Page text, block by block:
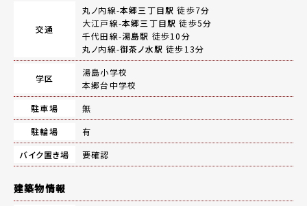
交通
丸ノ内線-本郷三丁目駅 徒歩7分
大江戸線-本郷三丁目駅 徒歩5分
千代田線-湯島駅 徒歩10分
丸ノ内線-御茶ノ水駅 徒歩13分
学区
湯島小学校
本郷台中学校
駐車場
無
駐輪場
有
バイク置き場
要確認
建築物情報